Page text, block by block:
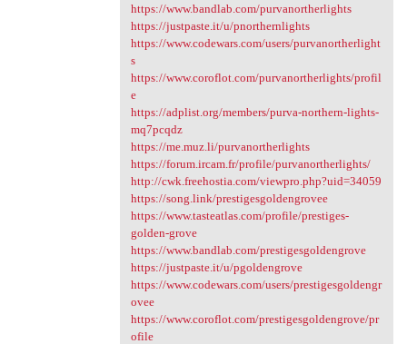
https://www.bandlab.com/purvanortherlights
https://justpaste.it/u/pnorthernlights
https://www.codewars.com/users/purvanortherlight
s
https://www.coroflot.com/purvanortherlights/profil
e
https://adplist.org/members/purva-northern-lights-
mq7pcqdz
https://me.muz.li/purvanortherlights
https://forum.ircam.fr/profile/purvanortherlights/
http://cwk.freehostia.com/viewpro.php?uid=34059
https://song.link/prestigesgoldengrovee
https://www.tasteatlas.com/profile/prestiges-
golden-grove
https://www.bandlab.com/prestigesgoldengrove
https://justpaste.it/u/pgoldengrove
https://www.codewars.com/users/prestigesgoldengr
ovee
https://www.coroflot.com/prestigesgoldengrove/pr
ofile